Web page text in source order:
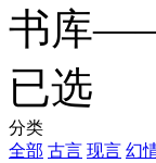
书库
已选
分类
全部 古言 现言 幻